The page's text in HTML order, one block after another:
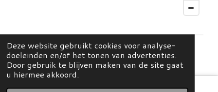
Deze website gebruikt cookies voor analyse-
doeleinden en/of het tonen van advertenties.
Door gebruik te blijven maken van de site gaat
u hiermee akkoord.
© 2026 Mees Home & Concept Store